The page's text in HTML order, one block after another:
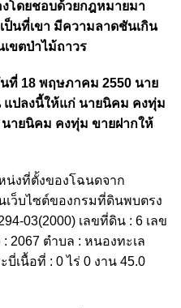
โดยชอบด้วยกฎหมายมา
ป็นที่เขา มีความลาดชันเกิน
ขตป่าไม้ถาวร
ที่ 18 พฤษภาคม 2550 นาย
ปลงนี้ให้แก่ นายนิคม คงทุ่ม
ายนิคม คงทุ่ม ขายฝากให้
น่งที่ตั้งของโฉนดจาก
ว็บไซต์ของกรมที่ดินพบตรง
03(2000) เลขที่ดิน : 6 เลข
2067 ตำบล : หนองทะเล
บี่เนื้อที่ : 0 ไร่ 0 งาน 45.0